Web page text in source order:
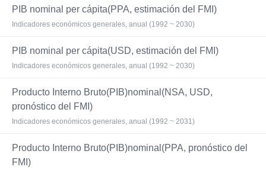
PIB nominal per cápita(PPA, estimación del FMI)
Indicadores económicos generales, anual (1992 ~ 2030)
PIB nominal per cápita(USD, estimación del FMI)
Indicadores económicos generales, anual (1992 ~ 2030)
Producto Interno Bruto(PIB)nominal(NSA, USD,
pronóstico del FMI)
Indicadores económicos generales, anual (1992 ~ 2031)
Producto Interno Bruto(PIB)nominal(PPA, pronóstico del
FMI)